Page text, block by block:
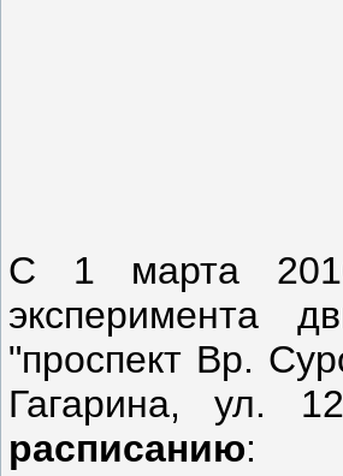
С 1 марта
эксперимента
"проспект Вр.
Гагарина, ул.
расписанию: